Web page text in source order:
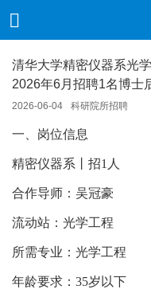
清华大学精密仪器系光
2026年6月招聘1名博士
2026-06-04 科研院所招聘
一、岗位信息
精密仪器系丨招1人
合作导师：吴冠豪
流动站：光学工程
所需专业：光学工程
年龄要求：35岁以下